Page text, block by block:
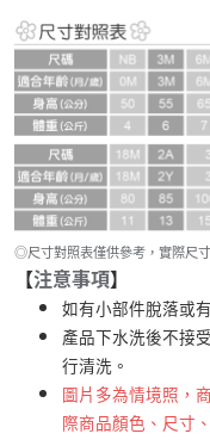
◎尺寸對照表僅供參考，實際尺
【注意事項】
如有小部件脫落或
產品下水洗後不接
行清洗。
圖片多為情境照，
際商品顏色、尺寸